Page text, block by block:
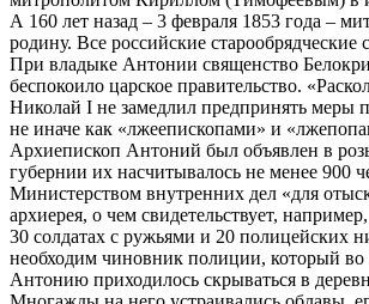
А 160 лет назад – 3 февраля 1853 года –
родину. Все российские
При владыке Антонии священство
беспокоило царское правительство.
Николай I не замедлил предпринять меры
не иначе как «лжеепископами» и
Архиепископ Антоний был объявлен в
губернии их насчитывалось не менее 900
Министерством внутренних дел «для
архиерея, о чем свидетельствует,
30 солдатах с ружьями и 20 полицейских
необходим чиновник полиции, который во
Антонию приходилось скрываться в